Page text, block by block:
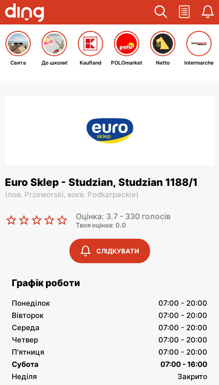
Свята До школи! Kaufland POLOmarket Netto Intermarche
Euro Sklep - Studzian, Studzian 1188/1
(пов. Przeworski, воєв. Podkarpackie)
Оцінка: 3.7 - 330 голосів
Твоя оцінка: 0.0
СЛІДКУВАТИ
Графік роботи
Понеділок
07:00 - 20:00
Вівторок
07:00 - 20:00
Середа
07:00 - 20:00
Четвер
07:00 - 20:00
П'ятниця
07:00 - 20:00
Субота
07:00 - 16:00
Неділя
Закрито